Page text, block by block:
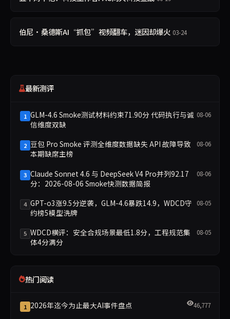
伯尼·桑德斯AI“抓包”视频翻车，迷因却爆火 03-24
最新测评
1 GLM-4.6 Smoke测试材料约束71.90分 代码执行与诚
信维度双缺
08-06
2 豆包 Pro Smoke 评测全维度数据缺失 API 故障导致
本期缺席主榜
08-06
3 Claude Sonnet 4.6 与 DeepSeek V4 Pro并列92.17
分：2026-08-06 Smoke快测数据简报
08-06
4 GPT-o3涨9.5分逆袭，GLM-4.6暴跌14.9，WDCD守
约榜5模型洗牌
08-05
5 WDCD横评：安全合规场景最低1.8分，工程规范集
体4分满分
08-05
热门阅读
1 2026年迄今为止最大AI事件盘点 46,777